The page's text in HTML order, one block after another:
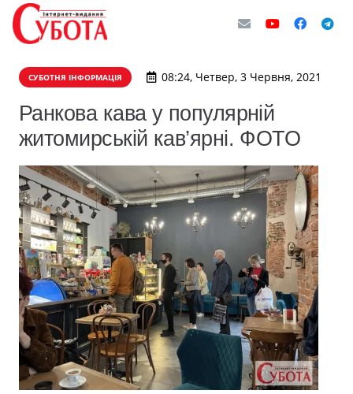
СУБОТНЯ ІНФОРМАЦІЯ 08:24, Четвер, 3 Червня, 2021
Ранкова кава у популярній
житомирській кав’ярні. ФОТО